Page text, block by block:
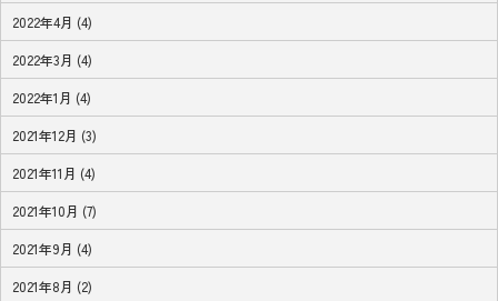
2022年4月 (4)
2022年3月 (4)
2022年1月 (4)
2021年12月 (3)
2021年11月 (4)
2021年10月 (7)
2021年9月 (4)
2021年8月 (2)